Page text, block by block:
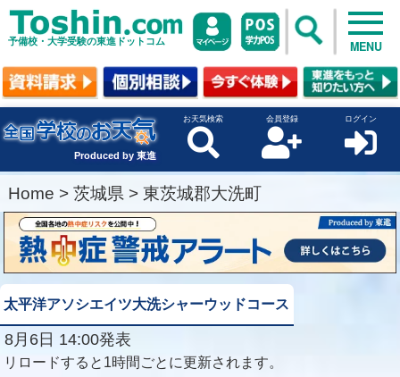
予備校・大学受験の東進ドットコム MENU
Produced by 東進
お天気検索 会員登録 ログイン
Home > 茨城県 > 東茨城郡大洗町
太平洋アソシエイツ大洗シャーウッドコース
8月6日 14:00発表
リロードすると1時間ごとに更新されます。